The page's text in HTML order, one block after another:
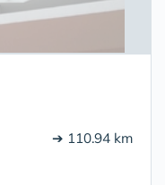
➔ 110.94 km